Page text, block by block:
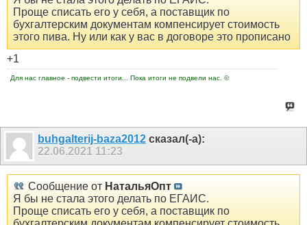
Проще списать его у себя, а поставщик по
бухгалтерским документам компенсирует стоимость
этого пива. Ну или как у вас в договоре это прописано
+1
Для нас главное - подвести итоги... Пока итоги не подвели нас. ©
buhgalterij-baza2012 сказал(-а):
22.06.2021 11:23
Сообщение от НатальяОпт
Я бы не стала этого делать по ЕГАИС.
Проще списать его у себя, а поставщик по